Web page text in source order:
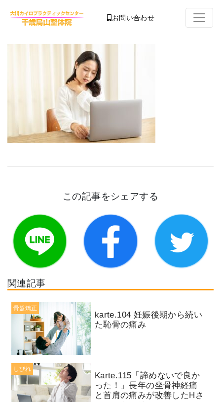
お問い合わせ
この記事をシェアする
関連記事
骨盤矯正
karte.104 妊娠後期から続い
た恥骨の痛み
しびれ
Karte.115「諦めないで良か
った！」長年の坐骨神経痛
と首肩の痛みが改善したHさ